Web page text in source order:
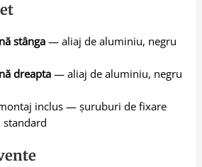
stânga — aliaj de aluminiu, negru
dreapta — aliaj de aluminiu, negru
inclus — șuruburi de fixare